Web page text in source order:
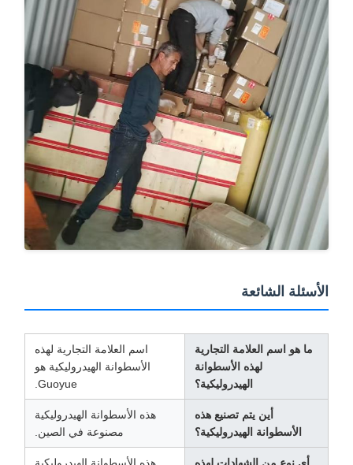
الأسئلة الشائعة
ما هو اسم العلامة التجارية
لهذه الأسطوانة
الهيدروليكية؟
اسم العلامة التجارية لهذه
الأسطوانة الهيدروليكية هو
Guoyue.
أين يتم تصنيع هذه
الأسطوانة الهيدروليكية؟
هذه الأسطوانة الهيدروليكية
مصنوعة في الصين.
أي نوع من الشهادات لهذه هذه الأسطوانة الهيدروليكية